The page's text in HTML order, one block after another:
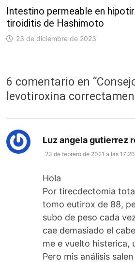
Intestino permeable en
tiroiditis de Hashimoto
23 de diciembre de 2023
6 comentario en “
levotiroxina
Luz angela gutierrez
23 de febrero de 2021 a las 17:26
Hola
Por tirecdectomia
tomo eutirox de 88,
subo de peso cada
cae demasiado el
me e vuelto histerica,
Pero mis análisis